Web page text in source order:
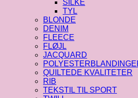
SILKE
TYL
BLONDE
DENIM
FLEECE
FLØJL
JACQUARD
QUILTEDE KVALITETER
RIB
TEKSTIL TIL SPORT